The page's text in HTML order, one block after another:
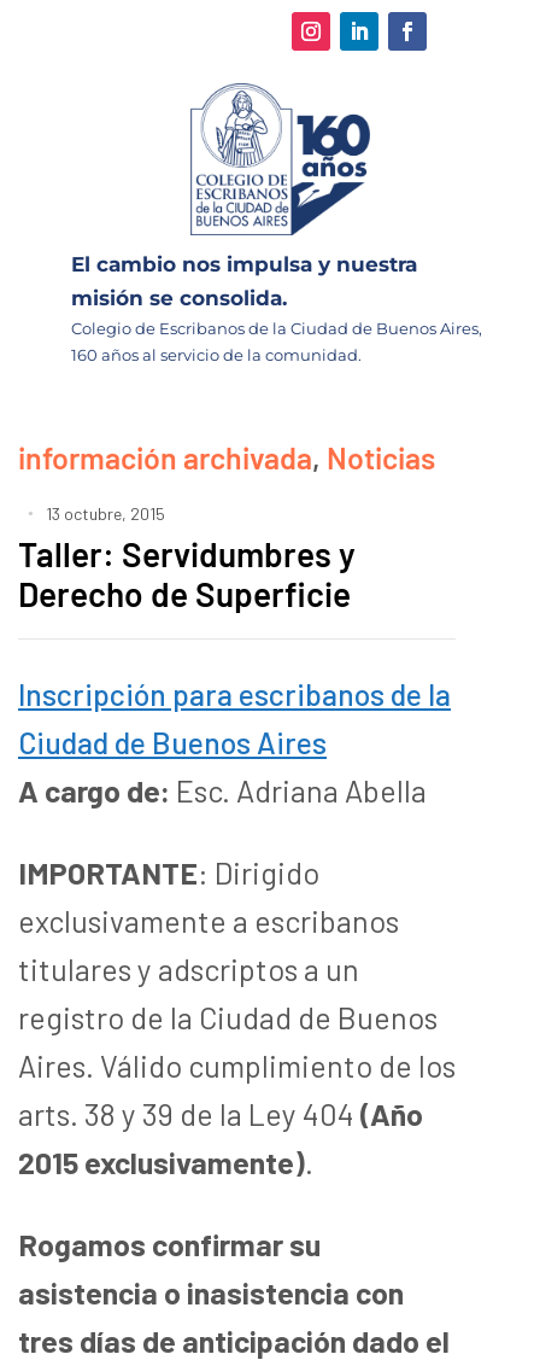
El cambio nos impulsa y nuestra
misión se consolida.
Colegio de Escribanos de la Ciudad de Buenos Aires,
160 años al servicio de la comunidad.
información archivada, Noticias
13 octubre, 2015
Taller: Servidumbres y
Derecho de Superficie
Inscripción para escribanos de la
Ciudad de Buenos Aires
A cargo de: Esc. Adriana Abella
IMPORTANTE: Dirigido
exclusivamente a escribanos
titulares y adscriptos a un
registro de la Ciudad de Buenos
Aires. Válido cumplimiento de los
arts. 38 y 39 de la Ley 404 (Año
2015 exclusivamente).
Rogamos confirmar su
asistencia o inasistencia con
tres días de anticipación dado el